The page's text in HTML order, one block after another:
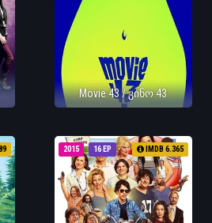
Movie 43 / კინო 43
16 EP
2015 IMDB 6.365